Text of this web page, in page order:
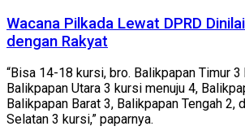
Wacana Pilkada Lewat DPRD
dengan Rakyat
“Bisa 14-18 kursi, bro. Balikpapan Timur 3
Balikpapan Utara 3 kursi menuju 4,
Balikpapan Barat 3, Balikpapan Tengah 2,
Selatan 3 kursi,” paparnya.